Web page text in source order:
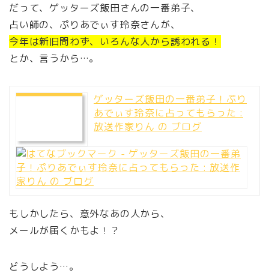
だって、ゲッターズ飯田さんの一番弟子、
占い師の、ぷりあでぃす玲奈さんが、
今年は新旧問わず、いろんな人から誘われる！
とか、言うから…。
ゲッターズ飯田の一番弟子！ぷり
あでぃす玲奈に占ってもらった :
放送作家りん の ブログ
もしかしたら、意外なあの人から、
メールが届くかもよ！？
どうしよう…。